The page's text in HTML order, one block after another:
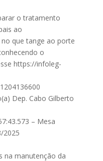
o tratamento
ao
que tange ao porte
o
https://infoleg-
Dep. Cabo Gilberto
– Mesa
2025
na manutenção da